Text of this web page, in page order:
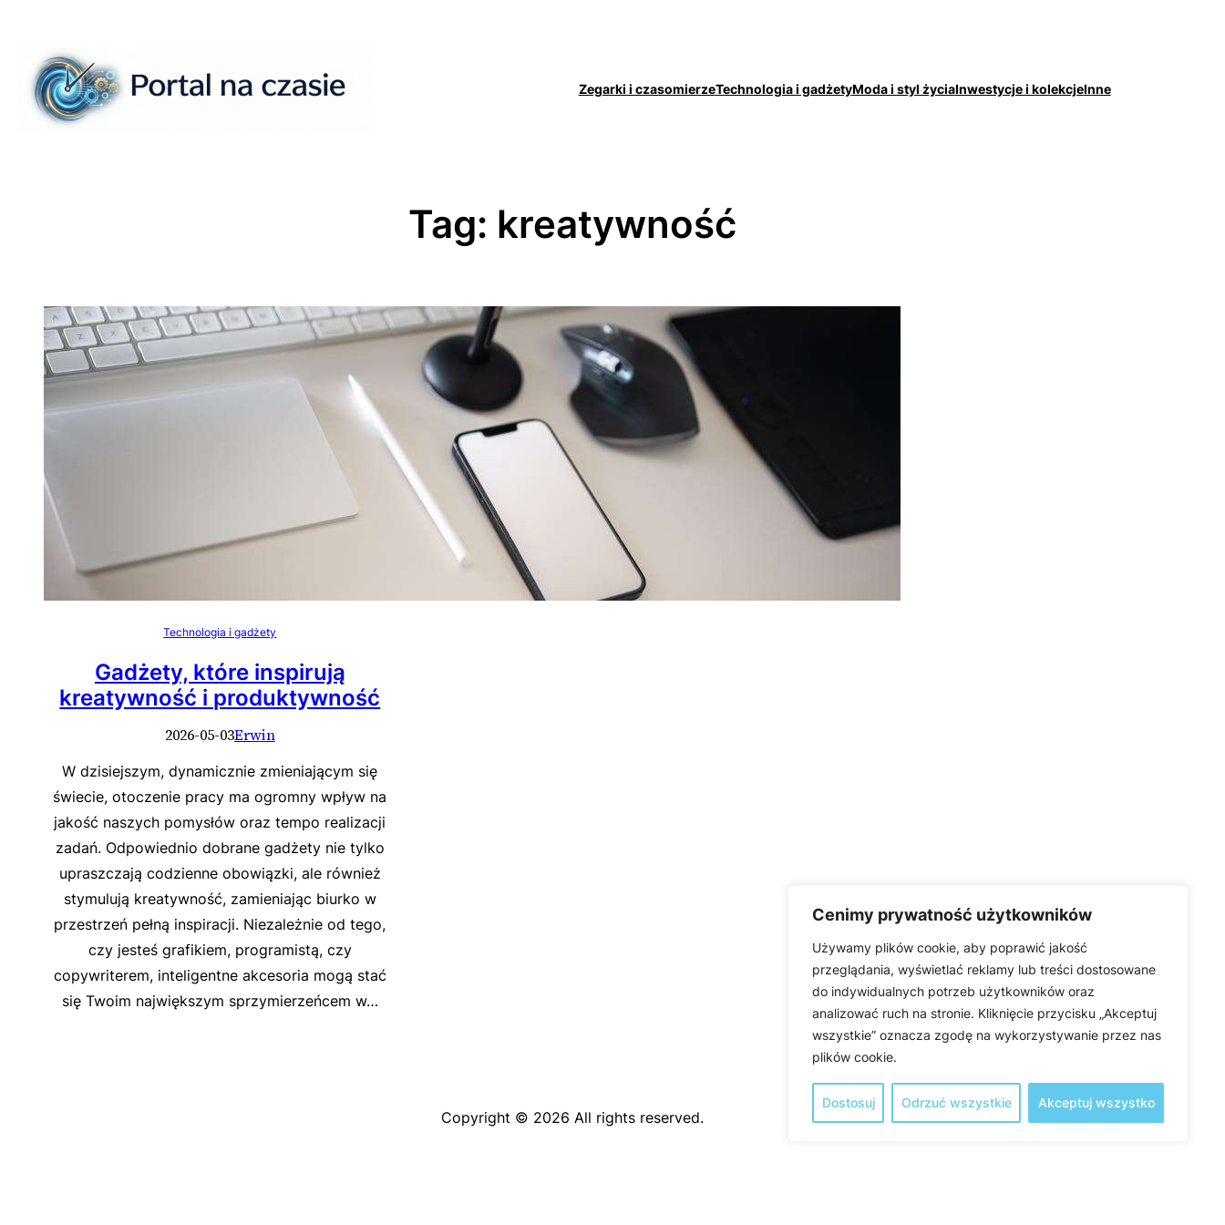
Cenimy prywatność użytkowników
Używamy plików cookie, aby poprawić jakość
przeglądania, wyświetlać reklamy lub treści dostosowane
do indywidualnych potrzeb użytkowników oraz
analizować ruch na stronie. Kliknięcie przycisku „Akceptuj
wszystkie” oznacza zgodę na wykorzystywanie przez nas
plików cookie.
Dostosuj Odrzuć wszystkie Akceptuj wszystko
treści
Zegarki i czasomierzeTechnologia i gadżetyModa i styl życiaInwestycje i kolekcjeInne
Tag: kreatywność
Technologia i gadżety
Gadżety, które inspirują
kreatywność i produktywność
2026-05-03Erwin
W dzisiejszym, dynamicznie zmieniającym się
świecie, otoczenie pracy ma ogromny wpływ na
jakość naszych pomysłów oraz tempo realizacji
zadań. Odpowiednio dobrane gadżety nie tylko
upraszczają codzienne obowiązki, ale również
stymulują kreatywność, zamieniając biurko w
przestrzeń pełną inspiracji. Niezależnie od tego,
czy jesteś grafikiem, programistą, czy
copywriterem, inteligentne akcesoria mogą stać
się Twoim największym sprzymierzeńcem w…
Copyright © 2026 All rights reserved.